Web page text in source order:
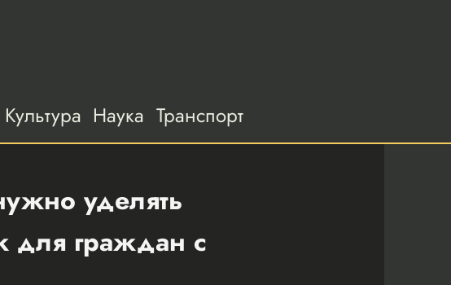
Культура Наука Транспорт
уделять
для граждан с